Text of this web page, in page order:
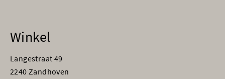
Winkel
Langestraat 49
2240 Zandhoven